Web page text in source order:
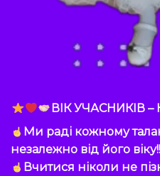
ВІК УЧАСНИКІВ
Ми раді кожному
незалежно від його
Вчитися ніколи не